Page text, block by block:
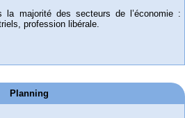
la majorité des secteurs de l’économie :
profession libérale.
Planning